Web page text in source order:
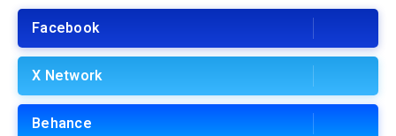
Facebook
X Network
Behance